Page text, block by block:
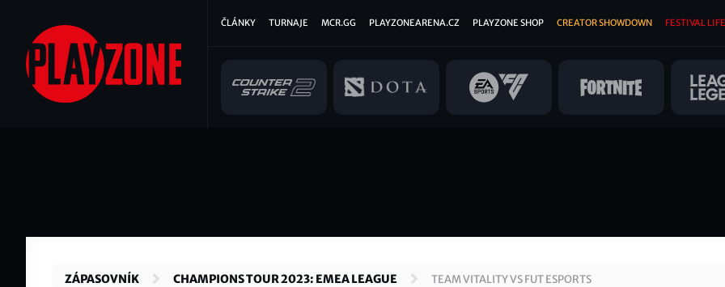
hlavnímu
obsahu
Hlavní
ČLÁNKY TURNAJE MCR.GG PLAYZONEARENA.CZ PLAYZONE SHOP CREATOR SHOWDOWN FESTIVAL
ZÁPASOVNÍK CHAMPIONS TOUR 2023: EMEA LEAGUE TEAM VITALITY VS FUT ESPORTS